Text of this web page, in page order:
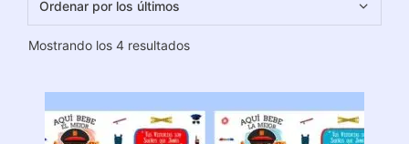
Mostrando los 4 resultadosOrdenado